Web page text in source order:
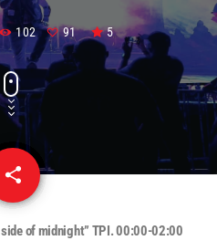
102 91 5
share
email
of midnight” ΤΡΙ. 00:00-02:00